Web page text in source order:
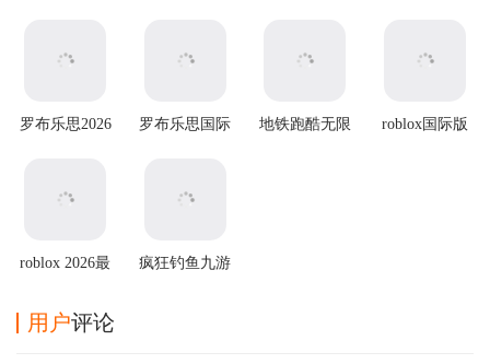
罗布乐思2026
罗布乐思国际
地铁跑酷无限
roblox国际版
roblox 2026最
疯狂钓鱼九游
用户评论